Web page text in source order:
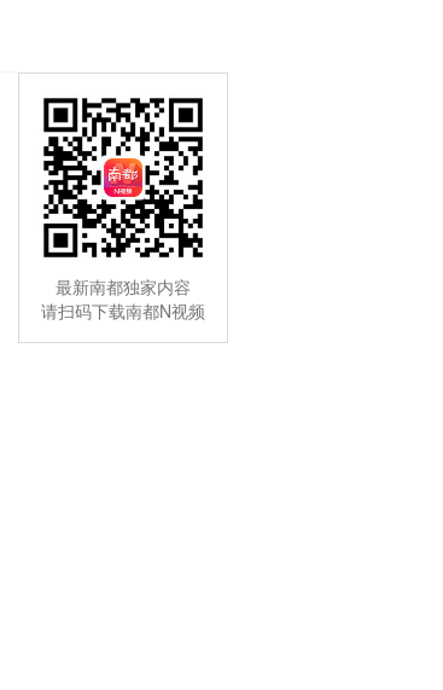
最新南都独家内容
请扫码下载南都N视频